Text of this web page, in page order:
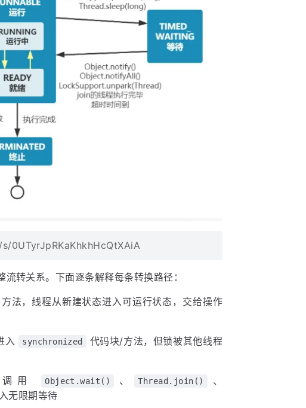
0UTyrJpRKaKhkhHcQtXAiA
转关系。下面逐条解释每条转换路径：
方法，线程从新建状态进入可运行状态，交给操作
入 synchronized
代码块/方法，但锁被其他线程
调用 Object.wait() 、 Thread.join() 、
无限期等待